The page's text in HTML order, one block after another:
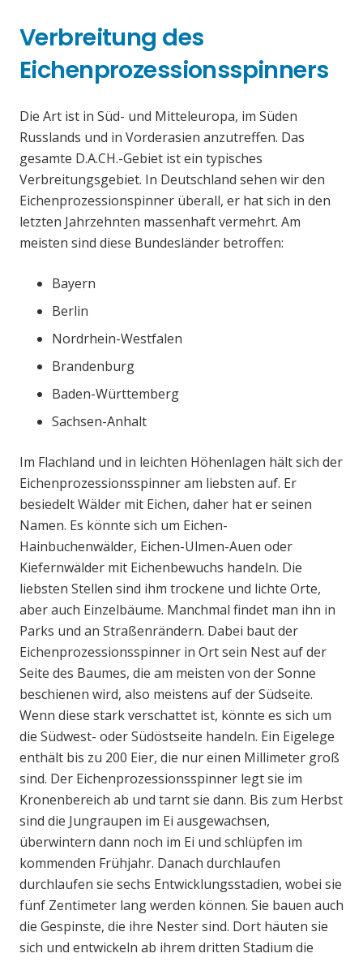
Verbreitung des
Eichenprozessionsspinners
Die Art ist in Süd- und Mitteleuropa, im Süden
Russlands und in Vorderasien anzutreffen. Das
gesamte D.A.CH.-Gebiet ist ein typisches
Verbreitungsgebiet. In Deutschland sehen wir den
Eichenprozessionspinner überall, er hat sich in den
letzten Jahrzehnten massenhaft vermehrt. Am
meisten sind diese Bundesländer betroffen:
Bayern
Berlin
Nordrhein-Westfalen
Brandenburg
Baden-Württemberg
Sachsen-Anhalt
Im Flachland und in leichten Höhenlagen hält sich der
Eichenprozessionsspinner am liebsten auf. Er
besiedelt Wälder mit Eichen, daher hat er seinen
Namen. Es könnte sich um Eichen-
Hainbuchenwälder, Eichen-Ulmen-Auen oder
Kiefernwälder mit Eichenbewuchs handeln. Die
liebsten Stellen sind ihm trockene und lichte Orte,
aber auch Einzelbäume. Manchmal findet man ihn in
Parks und an Straßenrändern. Dabei baut der
Eichenprozessionsspinner in Ort sein Nest auf der
Seite des Baumes, die am meisten von der Sonne
beschienen wird, also meistens auf der Südseite.
Wenn diese stark verschattet ist, könnte es sich um
die Südwest- oder Südöstseite handeln. Ein Eigelege
enthält bis zu 200 Eier, die nur einen Millimeter groß
sind. Der Eichenprozessionsspinner legt sie im
Kronenbereich ab und tarnt sie dann. Bis zum Herbst
sind die Jungraupen im Ei ausgewachsen,
überwintern dann noch im Ei und schlüpfen im
kommenden Frühjahr. Danach durchlaufen
durchlaufen sie sechs Entwicklungsstadien, wobei sie
fünf Zentimeter lang werden können. Sie bauen auch
die Gespinste, die ihre Nester sind. Dort häuten sie
sich und entwickeln ab ihrem dritten Stadium die